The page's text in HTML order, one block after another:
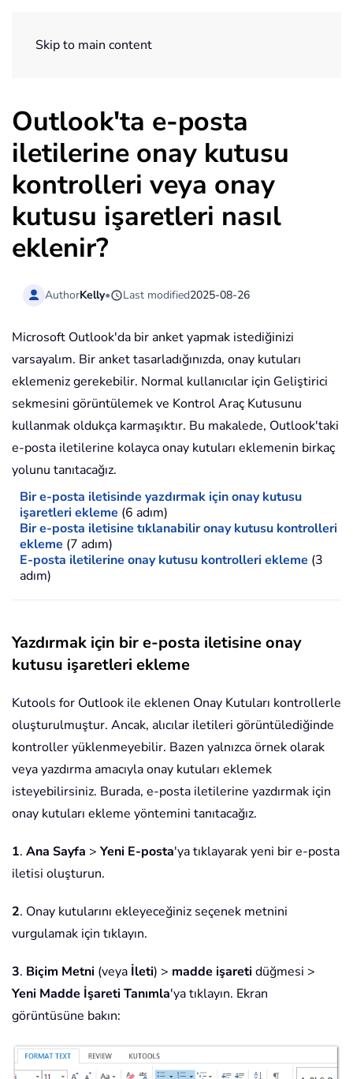
Skip to main content
Outlook'ta e-posta
iletilerine onay kutusu
kontrolleri veya onay
kutusu işaretleri nasıl
eklenir?
AuthorKelly• Last modified2025-08-26
Microsoft Outlook'da bir anket yapmak istediğinizi
varsayalım. Bir anket tasarladığınızda, onay kutuları
eklemeniz gerekebilir. Normal kullanıcılar için Geliştirici
sekmesini görüntülemek ve Kontrol Araç Kutusunu
kullanmak oldukça karmaşıktır. Bu makalede, Outlook'taki
e-posta iletilerine kolayca onay kutuları eklemenin birkaç
yolunu tanıtacağız.
Bir e-posta iletisinde yazdırmak için onay kutusu
işaretleri ekleme (6 adım)
Bir e-posta iletisine tıklanabilir onay kutusu kontrolleri
ekleme (7 adım)
E-posta iletilerine onay kutusu kontrolleri ekleme (3
adım)
Yazdırmak için bir e-posta iletisine onay
kutusu işaretleri ekleme
Kutools for Outlook ile eklenen Onay Kutuları kontrollerle
oluşturulmuştur. Ancak, alıcılar iletileri görüntülediğinde
kontroller yüklenmeyebilir. Bazen yalnızca örnek olarak
veya yazdırma amacıyla onay kutuları eklemek
isteyebilirsiniz. Burada, e-posta iletilerine yazdırmak için
onay kutuları ekleme yöntemini tanıtacağız.
1. Ana Sayfa > Yeni E-posta'ya tıklayarak yeni bir e-posta
iletisi oluşturun.
2. Onay kutularını ekleyeceğiniz seçenek metnini
vurgulamak için tıklayın.
3. Biçim Metni (veya İleti) > madde işareti düğmesi >
Yeni Madde İşareti Tanımla'ya tıklayın. Ekran
görüntüsüne bakın: